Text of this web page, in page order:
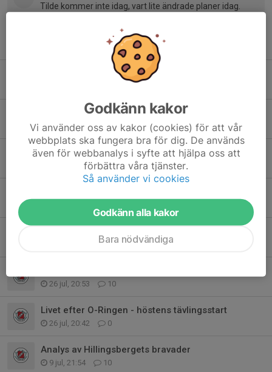
Tilde kommer inte idag, vart lite ändrade planer idag.
Ungdomssidan är uppdaterad!
Höstens träningar startar 12/8
3 aug, 17:42 0
Arossprinten 8/8 och Arosträffen 9/8
2 aug, 10:50 0
6
26 jul, 20:53 10
Livet efter O-Ringen - höstens tävlingsstart
26 jul, 20:42 0
Analys av Hillingsbergets bravader
9 jul, 21:54 10
Godkänn kakor
Vi använder oss av kakor (cookies) för att vår
webbplats ska fungera bra för dig. De används
även för webbanalys i syfte att hjälpa oss att
förbättra våra tjänster.
Så använder vi cookies
Godkänn alla kakor
Bara nödvändiga